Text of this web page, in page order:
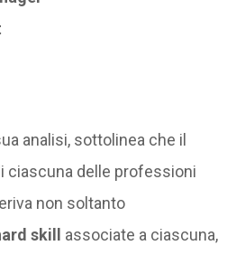
analisi, sottolinea che il
ciascuna delle professioni
non soltanto
skill
associate a ciascuna,